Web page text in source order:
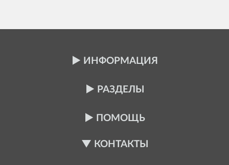
ИНФОРМАЦИЯ
РАЗДЕЛЫ
ПОМОЩЬ
КОНТАКТЫ